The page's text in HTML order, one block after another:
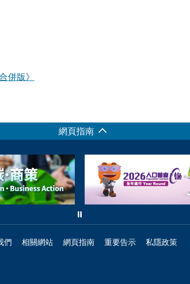
併版》
網頁指南
們 相關網站 網頁指南 重要告示 私隱政策